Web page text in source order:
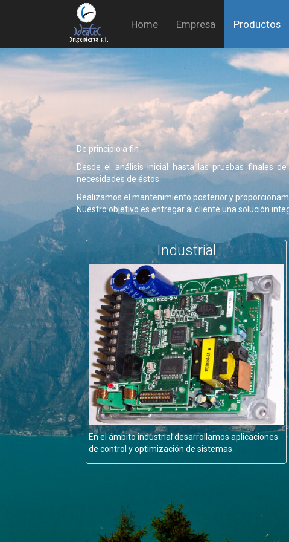
Home Empresa Productos
De principio a fin
Desde el análisis inicial hasta las pruebas finales
necesidades de éstos.
Realizamos el mantenimiento posterior y
Nuestro objetivo es entregar al cliente una solución
Industrial
En el ámbito industrial desarrollamos aplicaciones
de control y optimización de sistemas.